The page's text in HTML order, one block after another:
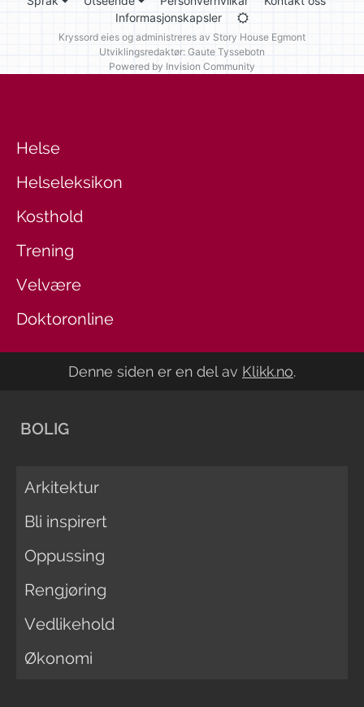
Informasjonskapsler
Kryssord eies og administreres av Story House Egmont
Utviklingsredaktør: Gaute Tyssebotn
Powered by Invision Community
Helse
Helseleksikon
Kosthold
Trening
Velvære
Doktoronline
Denne siden er en del av Klikk.no.
BOLIG
Arkitektur
Bli inspirert
Oppussing
Rengjøring
Vedlikehold
Økonomi